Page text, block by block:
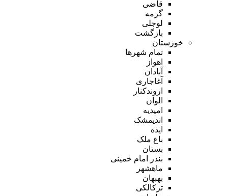
قاضی
گرمه
لوجلی
بازگشت
خوزستان
تمام شهر‌ها
اهواز
آبادان
آغاجاری
اروندکنار
الوان
امیدیه
اندیمشک
ایذه
باغ ملک
بستان
بندر امام خمینی
ماهشهر
بهبهان
ترکالکی